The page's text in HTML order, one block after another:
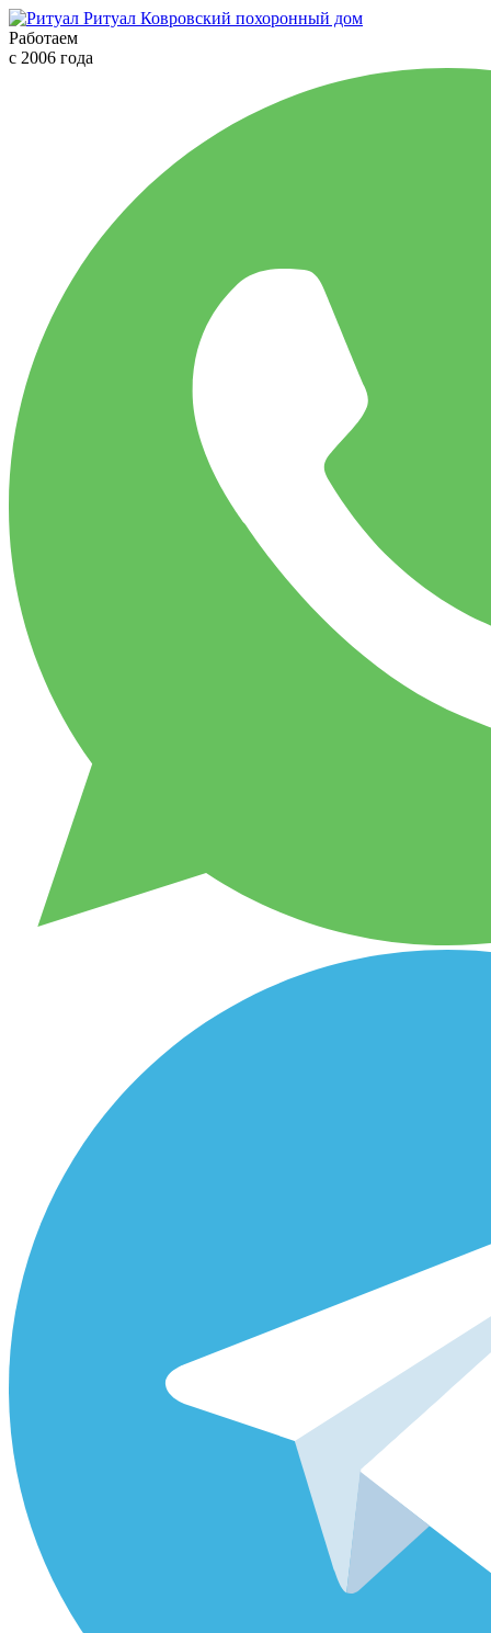
Ритуал Ковровский похоронный дом
Работаем
с 2006 года